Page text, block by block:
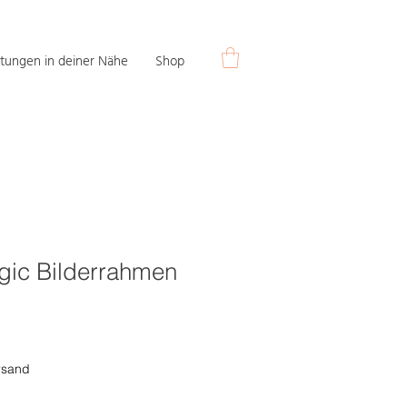
in deiner Nähe Shop
Bilderrahmen